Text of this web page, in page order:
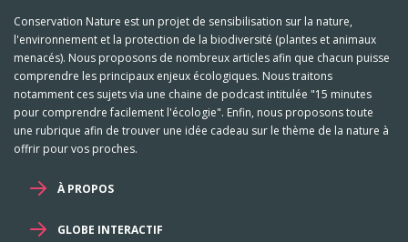
Conservation Nature est un projet de sensibilisation sur la nature,
l'environnement et la protection de la biodiversité (plantes et animaux
menacés). Nous proposons de nombreux articles afin que chacun puisse
comprendre les principaux enjeux écologiques. Nous traitons
notamment ces sujets via une chaine de podcast intitulée "15 minutes
pour comprendre facilement l'écologie". Enfin, nous proposons toute
une rubrique afin de trouver une idée cadeau sur le thème de la nature à
offrir pour vos proches.
À PROPOS
GLOBE INTERACTIF